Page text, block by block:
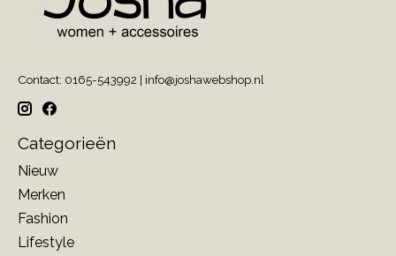
Contact: 0165-543992 | info@joshawebshop.nl
Categorieën
Nieuw
Merken
Fashion
Lifestyle